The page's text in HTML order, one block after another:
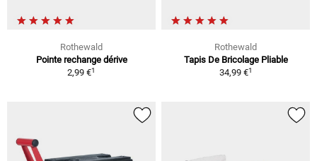
Rothewald
Pointe rechange dérive
2,99 €1
Rothewald
Tapis De Bricolage Pliable
34,99 €1